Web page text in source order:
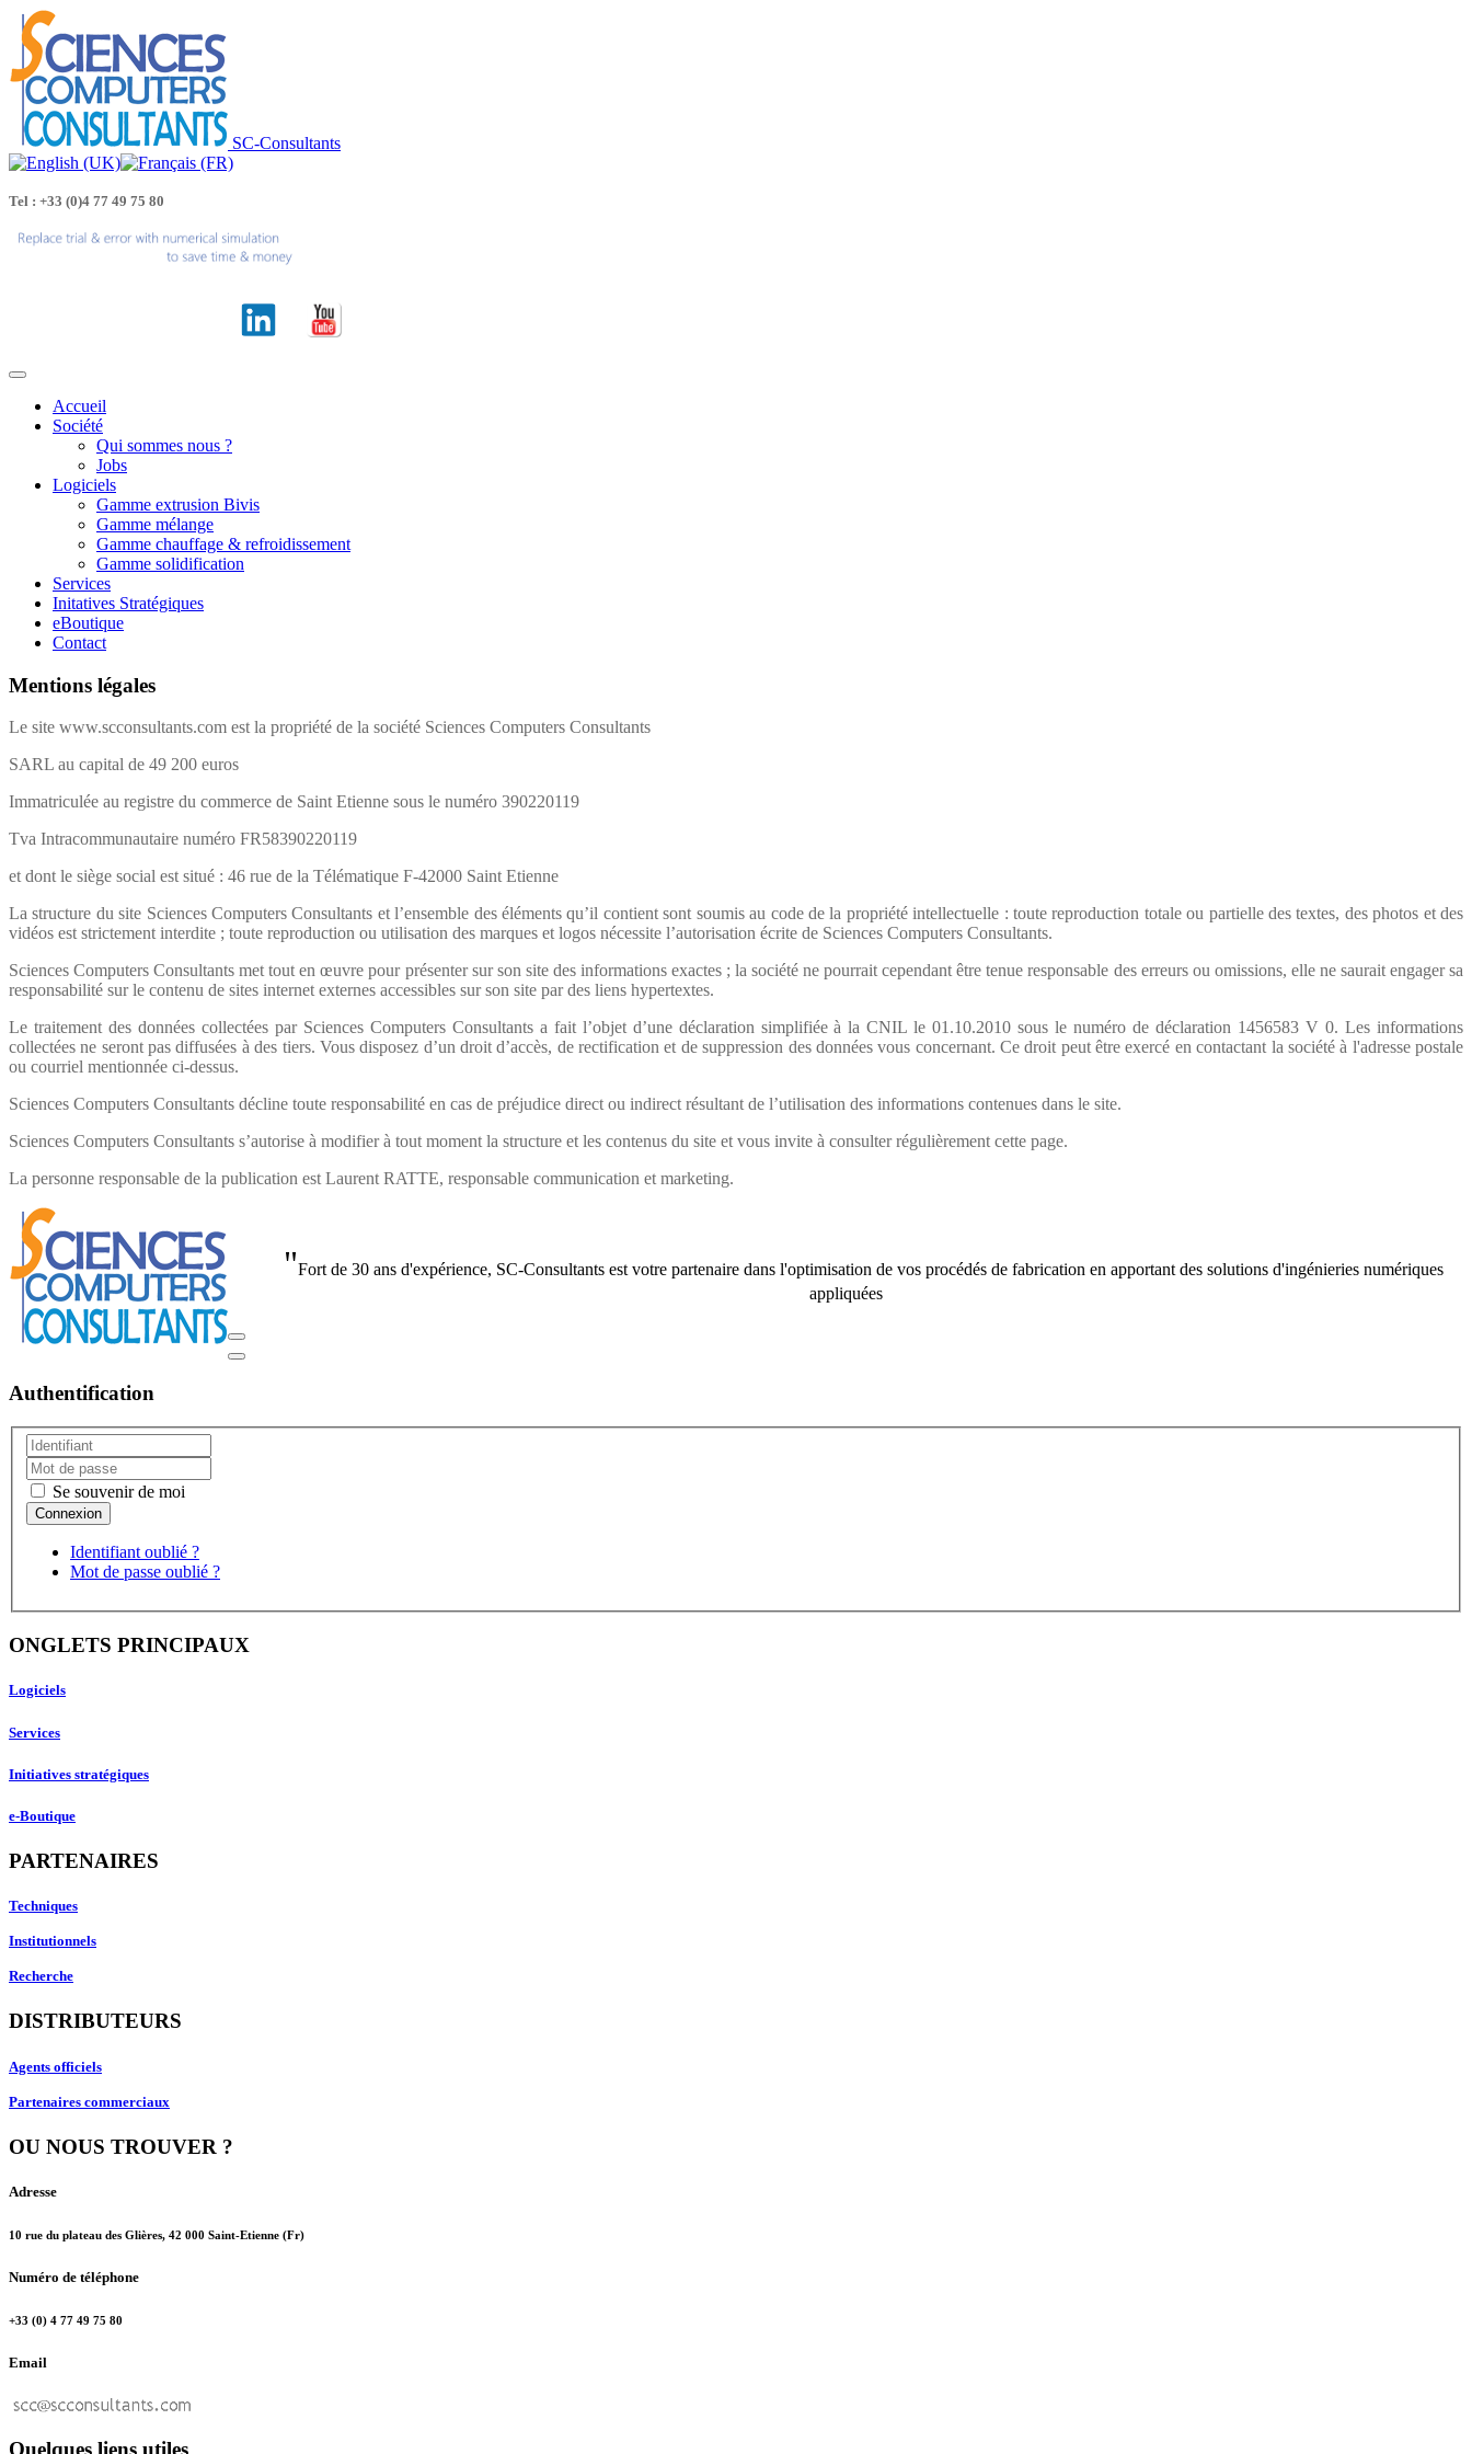
SC-Consultants
Tel : +33 (0)4 77 49 75 80
Accueil
Société
Qui sommes nous ?
Jobs
Logiciels
Gamme extrusion Bivis
Gamme mélange
Gamme chauffage & refroidissement
Gamme solidification
Services
Initatives Stratégiques
eBoutique
Contact
Mentions légales
Le site www.scconsultants.com est la propriété de la société Sciences Computers Consultants
SARL au capital de 49 200 euros
Immatriculée au registre du commerce de Saint Etienne sous le numéro 390220119
Tva Intracommunautaire numéro FR58390220119
et dont le siège social est situé : 46 rue de la Télématique F-42000 Saint Etienne
La structure du site Sciences Computers Consultants et l’ensemble des éléments qu’il contient sont soumis au code de la propriété intellectuelle : toute reproduction totale ou partielle des textes, des photos et des
vidéos est strictement interdite ; toute reproduction ou utilisation des marques et logos nécessite l’autorisation écrite de Sciences Computers Consultants.
Sciences Computers Consultants met tout en œuvre pour présenter sur son site des informations exactes ; la société ne pourrait cependant être tenue responsable des erreurs ou omissions, elle ne saurait engager sa
responsabilité sur le contenu de sites internet externes accessibles sur son site par des liens hypertextes.
Le traitement des données collectées par Sciences Computers Consultants a fait l’objet d’une déclaration simplifiée à la CNIL le 01.10.2010 sous le numéro de déclaration 1456583 V 0. Les informations
collectées ne seront pas diffusées à des tiers. Vous disposez d’un droit d’accès, de rectification et de suppression des données vous concernant. Ce droit peut être exercé en contactant la société à l'adresse postale
ou courriel mentionnée ci-dessus.
Sciences Computers Consultants décline toute responsabilité en cas de préjudice direct ou indirect résultant de l’utilisation des informations contenues dans le site.
Sciences Computers Consultants s’autorise à modifier à tout moment la structure et les contenus du site et vous invite à consulter régulièrement cette page.
La personne responsable de la publication est Laurent RATTE, responsable communication et marketing.
"Fort de 30 ans d'expérience, SC-Consultants est votre partenaire dans l'optimisation de vos procédés de fabrication en apportant des solutions d'ingénieries numériques
appliquées
Authentification
Se souvenir de moi
Identifiant oublié ?
Mot de passe oublié ?
ONGLETS PRINCIPAUX
Logiciels
Services
Initiatives stratégiques
e-Boutique
PARTENAIRES
Techniques
Institutionnels
Recherche
DISTRIBUTEURS
Agents officiels
Partenaires commerciaux
OU NOUS TROUVER ?
Adresse
10 rue du plateau des Glières, 42 000 Saint-Etienne (Fr)
Numéro de téléphone
+33 (0) 4 77 49 75 80
Email
Quelques liens utiles